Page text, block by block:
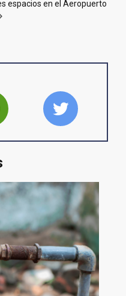
espacios en el Aeropuerto